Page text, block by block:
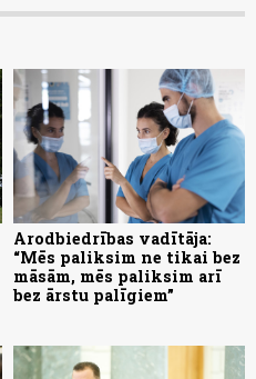
Arodbiedrības vadītāja:
“Mēs paliksim ne tikai bez
māsām, mēs paliksim arī
bez ārstu palīgiem”